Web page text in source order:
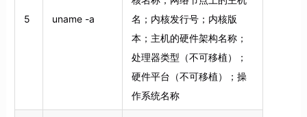
5 uname -a
名；内核发行号；内核版
本；主机的硬件架构名称；
处理器类型（不可移植）；
硬件平台（不可移植）；操
作系统名称